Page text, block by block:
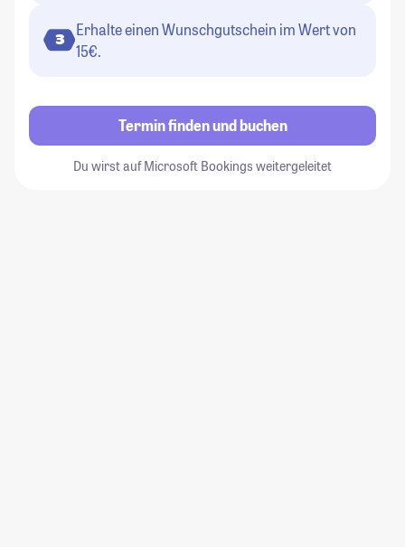
3
Erhalte einen Wunschgutschein im Wert von
15€.
Termin finden und buchen
Du wirst auf Microsoft Bookings weitergeleitet